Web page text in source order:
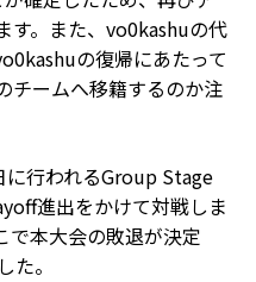
す。また、vo0kashuの代
の復帰にあたって
チームへ移籍するのか注
行われるGroup Stage
進出をかけて対戦しま
で本大会の敗退が決定
た。